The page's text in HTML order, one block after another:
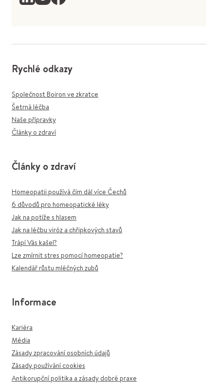
Rychlé odkazy
Společnost Boiron ve zkratce
Šetrná léčba
Naše přípravky
Články o zdraví
Články o zdraví
Homeopatii používá čím dál více Čechů
6 důvodů pro homeopatické léky
Jak na potíže s hlasem
Jak na léčbu viróz a chřipkových stavů
Trápí Vás kašel?
Lze zmírnit stres pomocí homeopatie?
Kalendář růstu mléčných zubů
Informace
Kariéra
Média
Zásady zpracování osobních údajů
Zásady používání cookies
Antikorupční politika a zásady dobré praxe